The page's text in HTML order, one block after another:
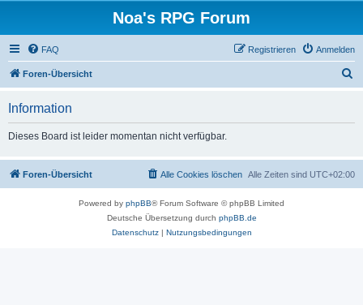
Noa's RPG Forum
FAQ Anmelden
Registrieren
Foren-Übersicht
Information
Dieses Board ist leider momentan nicht verfügbar.
Foren-Übersicht Alle Zeiten sind UTC+02:00
Alle Cookies löschen
Powered by phpBB® Forum Software © phpBB Limited
Deutsche Übersetzung durch phpBB.de
Datenschutz| Nutzungsbedingungen